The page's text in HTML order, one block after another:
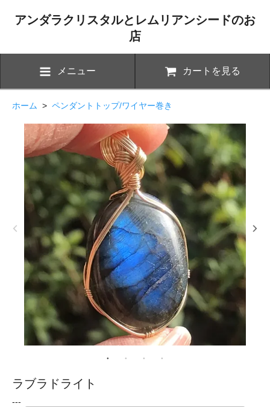
アンダラクリスタルとレムリアンシードのお
店
メニュー カートを見る
ホーム > ペンダントトップ/ワイヤー巻き
ラブラドライト
---